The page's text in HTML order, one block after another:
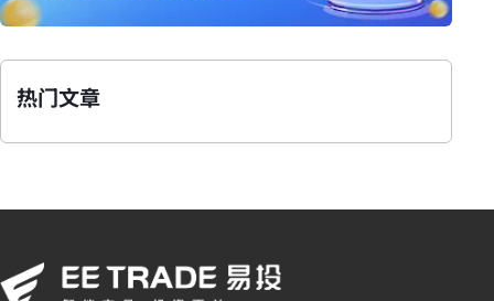
热门文章